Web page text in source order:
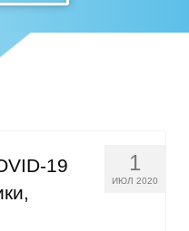
1
ИЮЛ 2020
19